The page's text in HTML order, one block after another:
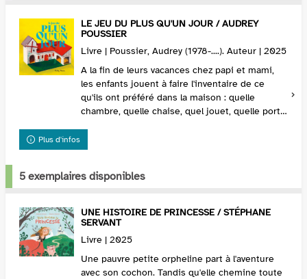
LE JEU DU PLUS QU'UN JOUR / AUDREY
POUSSIER
Livre | Poussier, Audrey (1978-....). Auteur | 2025
A la fin de leurs vacances chez papi et mami,
les enfants jouent à faire l'inventaire de ce
qu'ils ont préféré dans la maison : quelle
chambre, quelle chaise, quel jouet, quelle porte,
Plus d'infos
5 exemplaires disponibles
UNE HISTOIRE DE PRINCESSE / STÉPHANE
SERVANT
Livre | 2025
Une pauvre petite orpheline part à l'aventure
avec son cochon. Tandis qu'elle chemine toute